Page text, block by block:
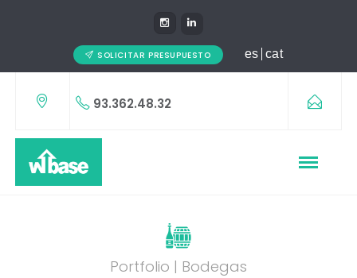
SOLICITAR PRESUPUESTO es cat
93.362.48.32
Portfolio | Bodegas